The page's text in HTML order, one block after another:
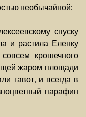
необычайной:
спуску
и растила Еленку
крошечного
жаром площади
гавот, и всегда в
парафин